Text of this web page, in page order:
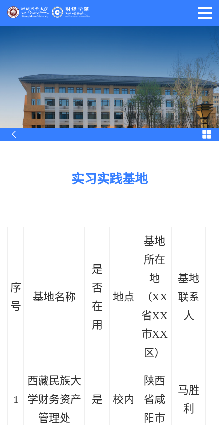
实习实践基地
序
号
基地名称
是
否
在
用
地点
基地
所在
地
（XX
省XX
市XX
区）
基地
联系
人
1
西藏民族大
学财务资产
管理处
是 校内
陕西
省咸
阳市
马胜
利